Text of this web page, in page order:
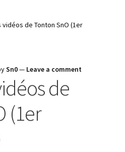
vidéos de Tonton SnO (1er
Sn0— Leave a comment
de
(1er